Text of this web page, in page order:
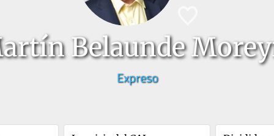
Belaunde
Expreso